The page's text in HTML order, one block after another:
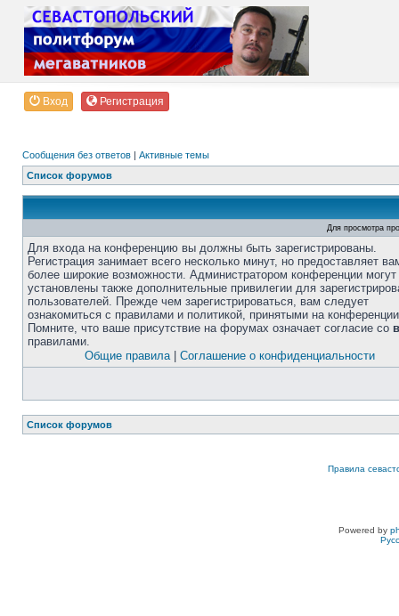
Вход Регистрация
Сообщения без ответов | Активные темы
Список форумов
Для просмотра
Для входа на конференцию вы должны быть зарегистрированы.
Регистрация занимает всего несколько минут, но предоставляет
более широкие возможности. Администратором конференции
установлены также дополнительные привилегии для
пользователей. Прежде чем зарегистрироваться, вам следует
ознакомиться с правилами и политикой, принятыми на
Помните, что ваше присутствие на форумах означает согласие со
правилами.
Общие правила| Соглашение о конфиденциальности
Список форумов
Правила
Powered by